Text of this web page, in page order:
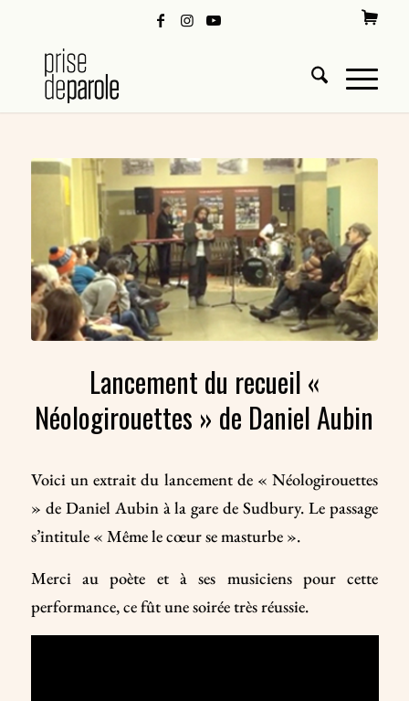
Lancement du recueil «
Néologirouettes » de Daniel Aubin
Voici un extrait du lancement de « Néologirouettes
» de Daniel Aubin à la gare de Sudbury. Le passage
s’intitule « Même le cœur se masturbe ».
Merci au poète et à ses musiciens pour cette
performance, ce fût une soirée très réussie.